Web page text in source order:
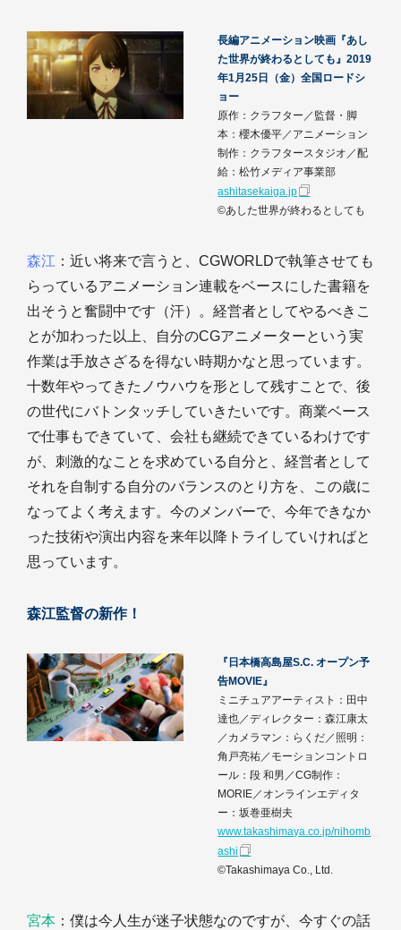
長編アニメーション映画『あし
た世界が終わるとしても』2019
年1月25日（金）全国ロードシ
ョー
原作：クラフター／監督・脚
本：櫻木優平／アニメーション
制作：クラフタースタジオ／配
給：松竹メディア事業部
ashitasekaiga.jp
©あした世界が終わるとしても
森江 ：近い将来で言うと、CGWORLDで執筆させても
らっているアニメーション連載をベースにした書籍を
出そうと奮闘中です（汗）。経営者としてやるべきこ
とが加わった以上、自分のCGアニメーターという実
作業は手放さざるを得ない時期かなと思っています。
十数年やってきたノウハウを形として残すことで、後
の世代にバトンタッチしていきたいです。商業ベース
で仕事もできていて、会社も継続できているわけです
が、刺激的なことを求めている自分と、経営者として
それを自制する自分のバランスのとり方を、この歳に
なってよく考えます。今のメンバーで、今年できなか
った技術や演出内容を来年以降トライしていければと
思っています。
森江監督の新作！
『日本橋高島屋S.C. オープン予
告MOVIE』
ミニチュアアーティスト：田中
達也／ディレクター：森江康太
／カメラマン：らくだ／照明：
角戸亮祐／モーションコントロ
ール：段 和男／CG制作：
MORIE／オンラインエディタ
ー：坂巻亜樹夫
www.takashimaya.co.jp/nihomb
ashi
©Takashimaya Co., Ltd.
宮本 ：僕は今人生が迷子状態なのですが、今すぐの話